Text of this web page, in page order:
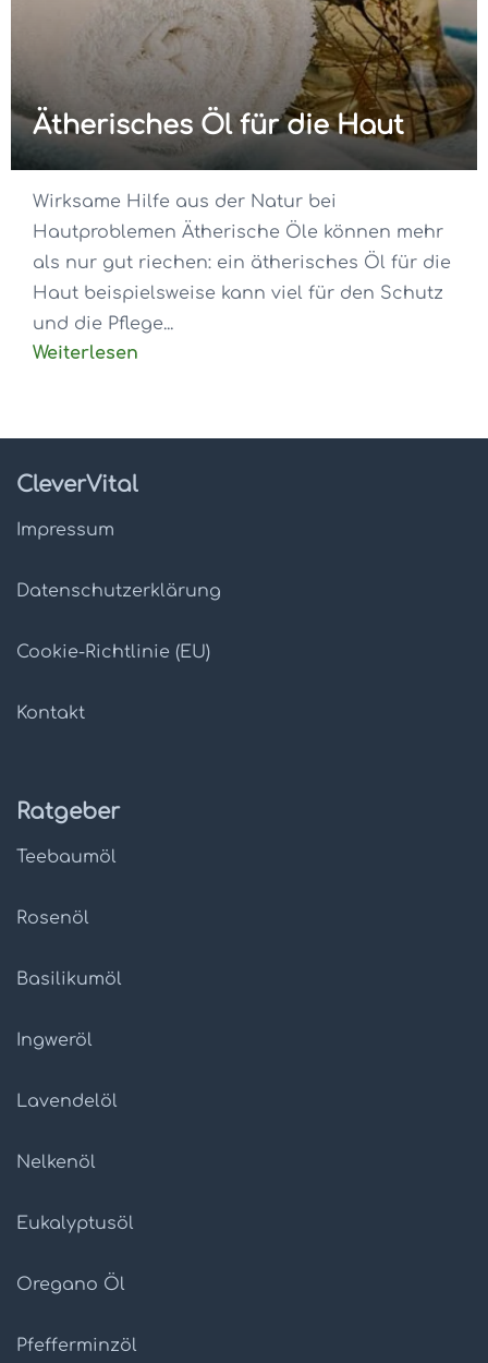
Ätherisches Öl für die Haut
Wirksame Hilfe aus der Natur bei
Hautproblemen Ätherische Öle können mehr
als nur gut riechen: ein ätherisches Öl für die
Haut beispielsweise kann viel für den Schutz
und die Pflege...
Weiterlesen
CleverVital
Impressum
Datenschutz­erklärung
Cookie-Richtlinie (EU)
Kontakt
Ratgeber
Teebaumöl
Rosenöl
Basilikumöl
Ingweröl
Lavendelöl
Nelkenöl
Eukalyptusöl
Oregano Öl
Pfefferminzöl